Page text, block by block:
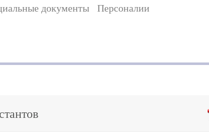
документы Персоналии